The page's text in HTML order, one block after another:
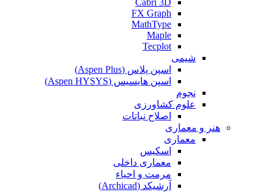
FX Graph
MathType
Maple
Tecplot
شیمی
اسپن پلاس (Aspen Plus)
اسپن هایسیس (Aspen HYSYS)
نجوم
علوم کشاورزی
اصلاح نباتات
هنر و معماری
معماری
اسکیس
معماری داخلی
مرمت و احیاء
آرشیکد (Archicad)